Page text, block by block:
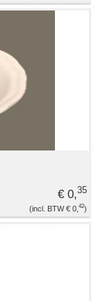
€ 0,35
€ 0, 42